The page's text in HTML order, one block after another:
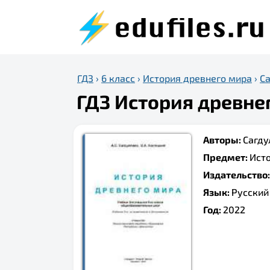
ГДЗ › 6 класс › История древнего мира ›
ГДЗ История
Авторы:
Предмет:
Язык: Русский
Год: 2022